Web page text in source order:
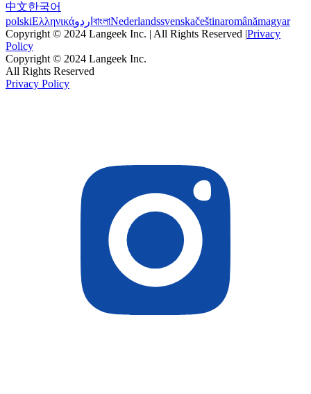
中文한국어
polskiΕλληνικάاردو বাংলাNederlandssvenskačeštinaromânămagyar
Copyright © 2024 Langeek Inc. | All Rights Reserved |Privacy
Policy
Copyright © 2024 Langeek Inc.
All Rights Reserved
Privacy Policy